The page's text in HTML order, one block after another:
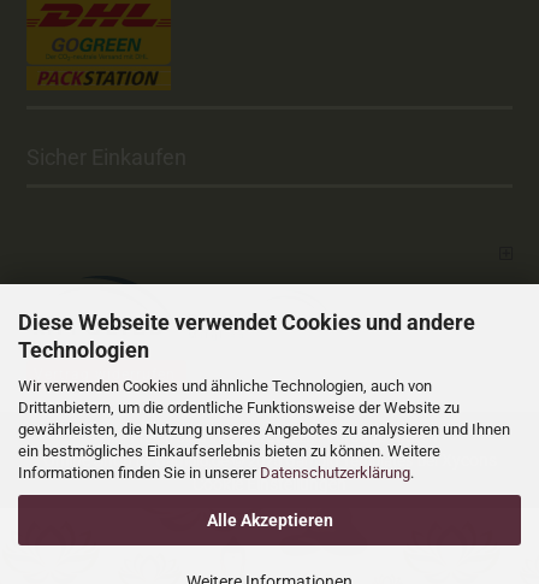
Diese Webseite verwendet Cookies und andere
Technologien
Wir verwenden Cookies und ähnliche Technologien, auch von
Drittanbietern, um die ordentliche Funktionsweise der Website zu
gewährleisten, die Nutzung unseres Angebotes zu analysieren und Ihnen
ein bestmögliches Einkaufserlebnis bieten zu können. Weitere
Informationen finden Sie in unserer Datenschutzerklärung.
Alle Akzeptieren
Alle Preise sind inkl. MwSt., zzgl.Versandkosten
Online Shopby Gambio.de © 2025 Gambio Templates bei
Cookie Einstellungen